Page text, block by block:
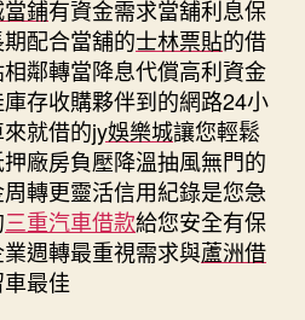
鋪有資金需求當舖利息保
配合當舖的士林票貼的借
鄰轉當降息代償高利資金
存收購夥伴到的網路24小
就借的jy娛樂城讓您輕鬆
廠房負壓降溫抽風無門的
轉更靈活信用紀錄是您急
三重汽車借款給您安全有保
週轉最重視需求與蘆洲借
最佳